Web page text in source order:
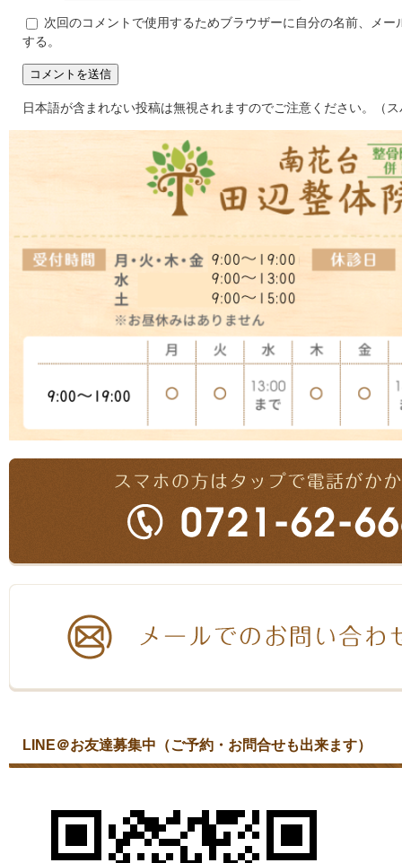
次回のコメントで使用するためブラウザーに自分の名前、メー
する。
日本語が含まれない投稿は無視されますのでご注意ください。（
LINE＠お友達募集中（ご予約・お問合せも出来ます）